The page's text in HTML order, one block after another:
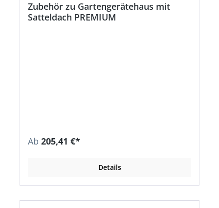
Zubehör zu Gartengerätehaus mit
Satteldach PREMIUM
Ab 205,41 €*
Details